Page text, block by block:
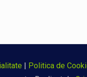
| Politica de